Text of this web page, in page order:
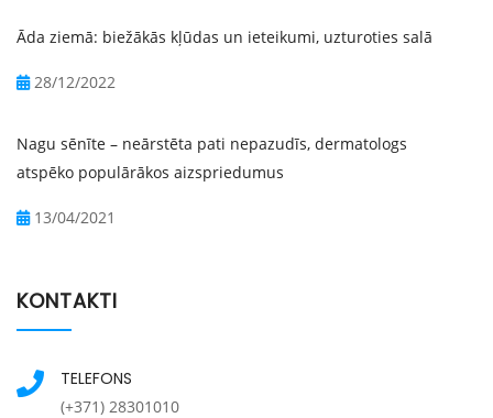
Āda ziemā: biežākās kļūdas un ieteikumi, uzturoties salā
28/12/2022
Nagu sēnīte – neārstēta pati nepazudīs, dermatologs
atspēko populārākos aizspriedumus
13/04/2021
KONTAKTI
TELEFONS
(+371) 28301010